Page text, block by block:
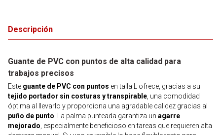
Descripción
Guante de PVC con puntos de alta calidad para
trabajos precisos
Este guante de PVC con puntos en talla L ofrece, gracias a su
tejido portador sin costuras y transpirable , una comodidad
óptima al llevarlo y proporciona una agradable calidez gracias al
puño de punto . La palma punteada garantiza un agarre
mejorado , especialmente beneficioso en tareas que requieren alta